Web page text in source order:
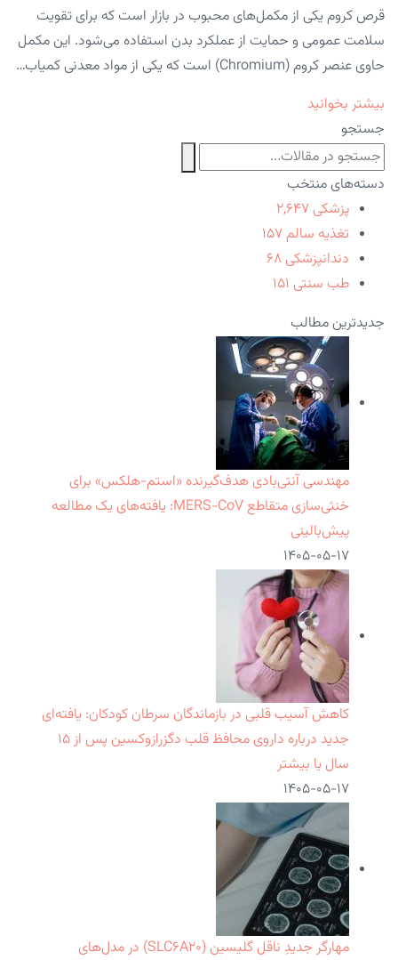
قرص کروم یکی از مکمل‌های محبوب در بازار است که برای تقویت
سلامت عمومی و حمایت از عملکرد بدن استفاده می‌شود. این مکمل
حاوی عنصر کروم (Chromium) است که یکی از مواد معدنی کمیاب…
بیشتر بخوانید
جستجو
دسته‌های منتخب
پزشکی ۲,۶۴۷
تغذیه سالم ۱۵۷
دندانپزشکی ۶۸
طب سنتی ۱۵۱
جدیدترین مطالب
مهندسی آنتی‌بادی هدف‌گیرنده «استم-هلکس» برای
خنثی‌سازی متقاطع MERS-CoV: یافته‌های یک مطالعه
پیش‌بالینی
۱۴۰۵-۰۵-۱۷
کاهش آسیب قلبی در بازماندگان سرطان کودکان: یافته‌ای
جدید درباره داروی محافظ قلب دگزرازوکسین پس از ۱۵
سال یا بیشتر
۱۴۰۵-۰۵-۱۷
مهارگر جدیدِ ناقل گلیسین (SLC۶A۲۰) در مدل‌های